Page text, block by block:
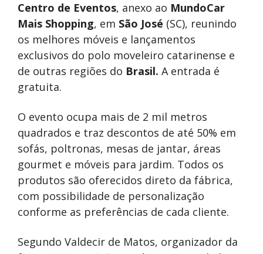
Centro de Eventos, anexo ao MundoCar
Mais Shopping, em São José (SC), reunindo
os melhores móveis e lançamentos
exclusivos do polo moveleiro catarinense e
de outras regiões do Brasil. A entrada é
gratuita.
O evento ocupa mais de 2 mil metros
quadrados e traz descontos de até 50% em
sofás, poltronas, mesas de jantar, áreas
gourmet e móveis para jardim. Todos os
produtos são oferecidos direto da fábrica,
com possibilidade de personalização
conforme as preferências de cada cliente.
Segundo Valdecir de Matos, organizador da